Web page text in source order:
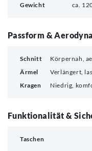
Gewicht
ca.
Passform &
Schnitt Körpernah,
Ärmel
Verlängert,
Kragen
Niedrig,
Funktionalität &
Taschen